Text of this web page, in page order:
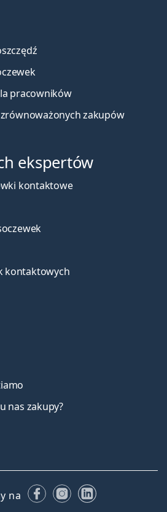
pracowników
zakupów
ekspertów
kontaktowe
kontaktowych
nas zakupy?
na FacebookuInstagramie
LinkedIn